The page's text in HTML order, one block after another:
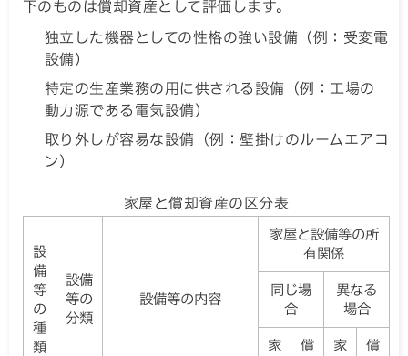
下のものは償却資産として評価します。
独立した機器としての性格の強い設備（例：受変電
設備）
特定の生産業務の用に供される設備（例：工場の
動力源である電気設備）
取り外しが容易な設備（例：壁掛けのルームエアコ
ン）
家屋と償却資産の区分表
設
備
等
の
種
類
設備
等の
分類
設備等の内容
家屋と設備等の所
有関係
同じ場
合
異なる
場合
家
償
家
償